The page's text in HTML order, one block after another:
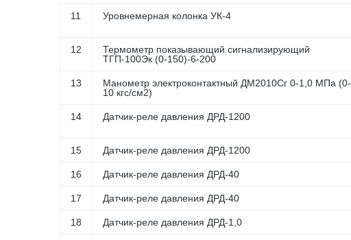
11 Уровнемерная колонка УК-4
12
Термометр показывающий сигнализирующий
ТГП-100Эк (0-150)-6-200
13
Манометр электроконтактный ДМ2010Сг 0-1,0 МПа (0-
10 кгс/см2)
14 Датчик-реле давления ДРД-1200
15 Датчик-реле давления ДРД-1200
16 Датчик-реле давления ДРД-40
17 Датчик-реле давления ДРД-40
18 Датчик-реле давления ДРД-1,0